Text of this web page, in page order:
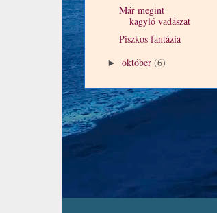
Már megint
kagyló vadászat
Piszkos fantázia
► október (6)